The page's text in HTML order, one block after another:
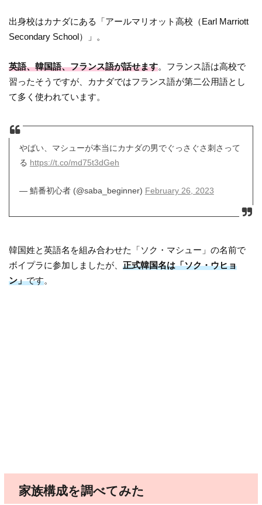
出身校はカナダにある
「アールマリオット高校（Earl Marriott
Secondary School）」。
英語、韓国語、フランス語が話せます。フランス語は高校で
習ったそうですが、カナダではフランス語が第二公用語とし
て多く使われています。
やばい、マシューが本当にカナダの男でぐっさぐさ刺さって
る https://t.co/md75t3dGeh
— 鯖番初心者 (@saba_beginner) February 26, 2023
韓国姓と英語名を組み合わせた「ソク・マシュー」の名前で
ボイプラに参加しましたが、正式韓国名は「ソク・ウヒョ
ン」です。
家族構成を調べてみた